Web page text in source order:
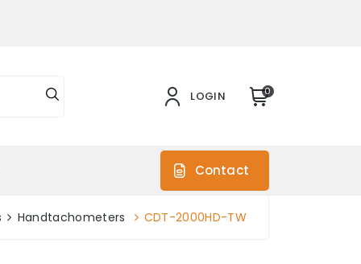
LOGIN 0
Contact
Handtachometers CDT-2000HD-TW